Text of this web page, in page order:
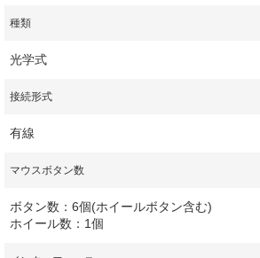
種類
光学式
接続形式
有線
マウスボタン数
ボタン数：6個(ホイールボタン含む)
ホイール数：1個